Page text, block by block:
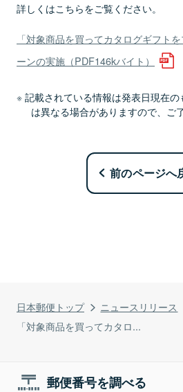
日本郵便トップ
ニュースリリース
「対象商品を買ってカタロ...
詳しくはこちらをご覧ください。
「対象商品を買ってカタログギフト
ーンの実施（PDF146kバイト）
記載されている情報は発表日現在
は異なる場合がありますので、ご
前のページへ
郵便番号を調べる